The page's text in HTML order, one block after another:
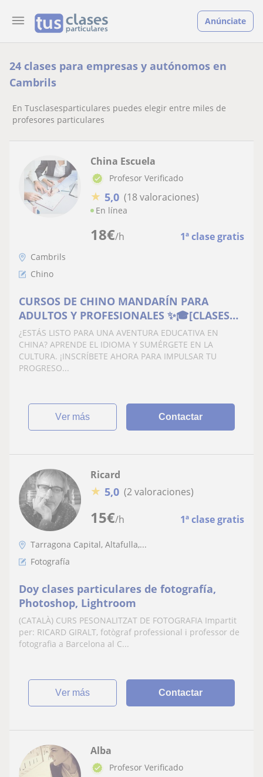
Anúnciate
24 clases para empresas y autónomos en
Cambrils
En Tusclasesparticulares puedes elegir entre miles de
profesores particulares
18€/h 1ª clase gratis
China Escuela
Profesor Verificado
★ 5,0 (18 valoraciones)
En línea
Cambrils
Chino
CURSOS DE CHINO MANDARÍN PARA
ADULTOS Y PROFESIONALES ✨🎓[CLASES
ONLINE Y PRESENCIALES EN TARRAGONA ]
¿ESTÁS LISTO PARA UNA AVENTURA EDUCATIVA EN
CHINA? APRENDE EL IDIOMA Y SUMÉRGETE EN LA
CULTURA. ¡INSCRÍBETE AHORA PARA IMPULSAR TU
PROGRESO...
ver más Contactar
15€/h 1ª clase gratis
Ricard
★ 5,0 (2 valoraciones)
Tarragona Capital, Altafulla,...
Fotografía
Doy clases particulares de fotografía,
Photoshop, Lightroom
(CATALÀ) CURS PESONALITZAT DE FOTOGRAFIA Impartit
per: RICARD GIRALT, fotògraf professional i professor de
fotografia a Barcelona al C...
ver más Contactar
Alba
Profesor Verificado